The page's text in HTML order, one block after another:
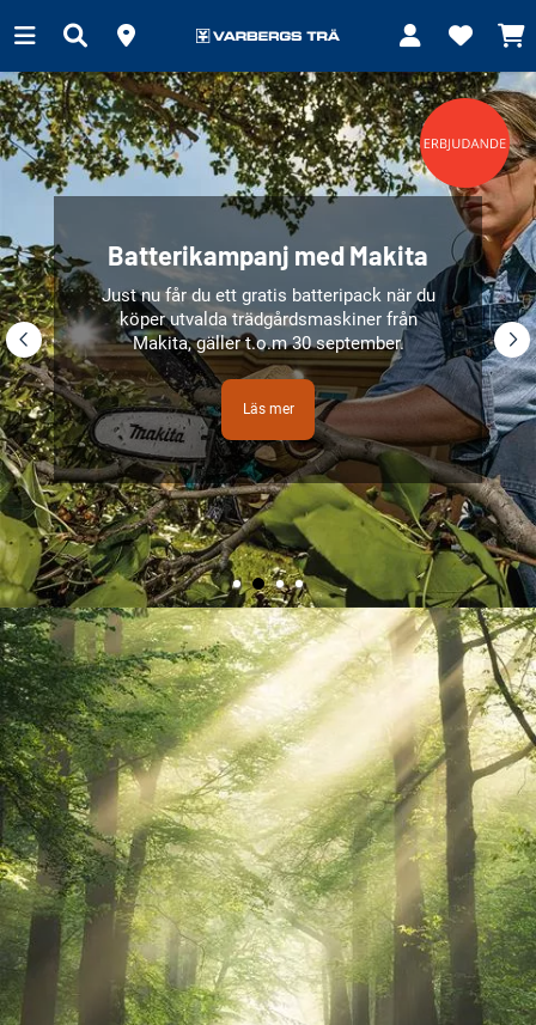
Batterikampanj med Makita
Just nu får du ett gratis batteripack när du
köper utvalda trädgårdsmaskiner från
Makita, gäller t.o.m 30 september.
Läs mer